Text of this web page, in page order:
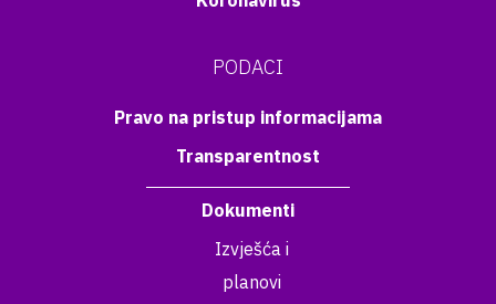
PODACI
Pravo na pristup informacijama
Transparentnost
Dokumenti
Izvješća i
planovi